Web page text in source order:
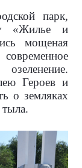
парк,
«Жилье и
мощеная
Героев и
о земляках